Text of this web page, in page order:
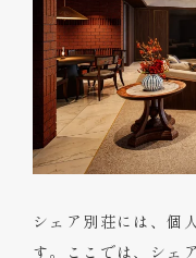
シェア別荘には、個
す。ここでは、シェ